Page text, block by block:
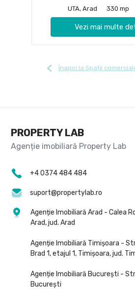
UTA, Arad 330 mp
Vezi mai multe
Înapoi la Spații
PROPERTY LAB
+4 0374 484 484
suport@propertylab.ro
Agenție Imobiliară Arad - Calea
Arad, jud. Arad
Agenție Imobiliară Timișoara -
Brad 1, etajul 1, Timișoara, jud.
Agenție Imobiliară București -
București